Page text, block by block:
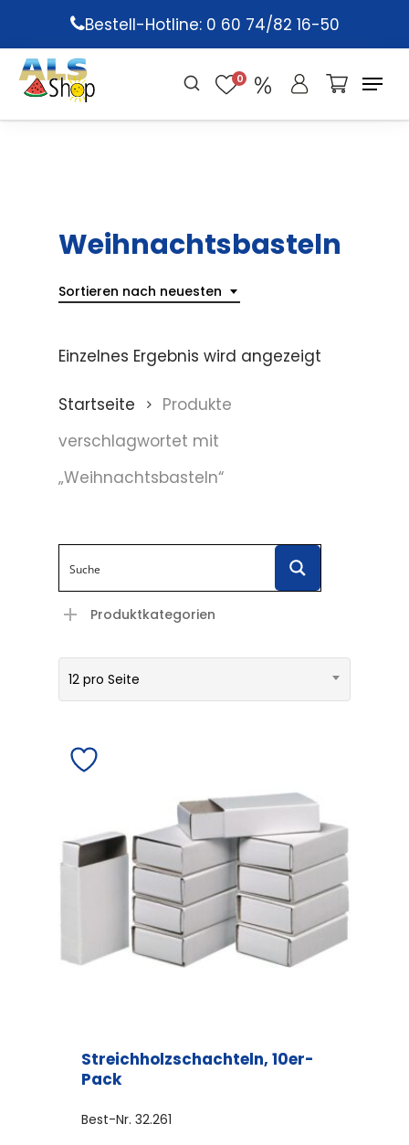
main
content
Bestell-Hotline: 0 60 74/82 16-50
0
Weihnachtsbasteln
Sortieren nach neuesten
Einzelnes Ergebnis wird angezeigt
Startseite
Produkte
verschlagwortet mit
„Weihnachtsbasteln“
Produktkategorien
12 pro Seite
Streichholzschachteln, 10er-
Pack
Best-Nr. 32.261